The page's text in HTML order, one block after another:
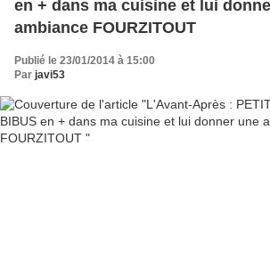
en + dans ma cuisine et lui
ambiance FOURZITOUT
Publié le 23/01/2014 à 15:00
Par javi53